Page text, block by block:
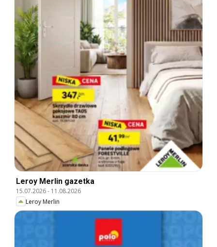
Leroy Merlin gazetka
15.07.2026- 11.08.2026
Leroy Merlin